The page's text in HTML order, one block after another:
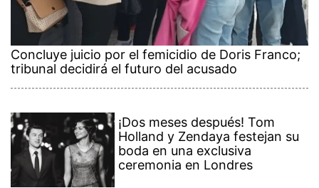
Concluye juicio por el femicidio de Doris Franco;
tribunal decidirá el futuro del acusado
¡Dos meses después! Tom
Holland y Zendaya festejan su
boda en una exclusiva
ceremonia en Londres